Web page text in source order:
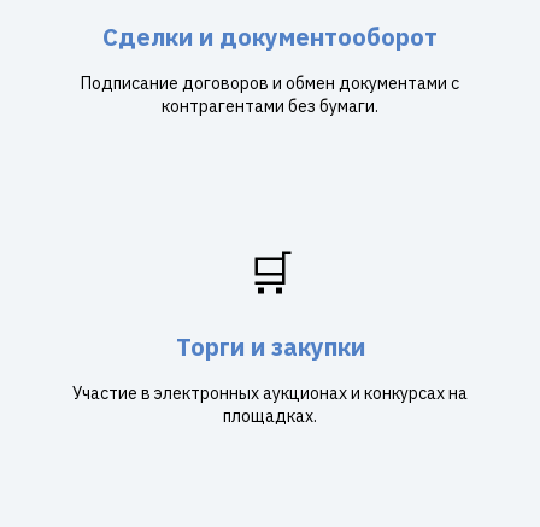
Сделки и документооборот
Подписание договоров и обмен документами с
контрагентами без бумаги.
🛒
Торги и закупки
Участие в электронных аукционах и конкурсах на
площадках.